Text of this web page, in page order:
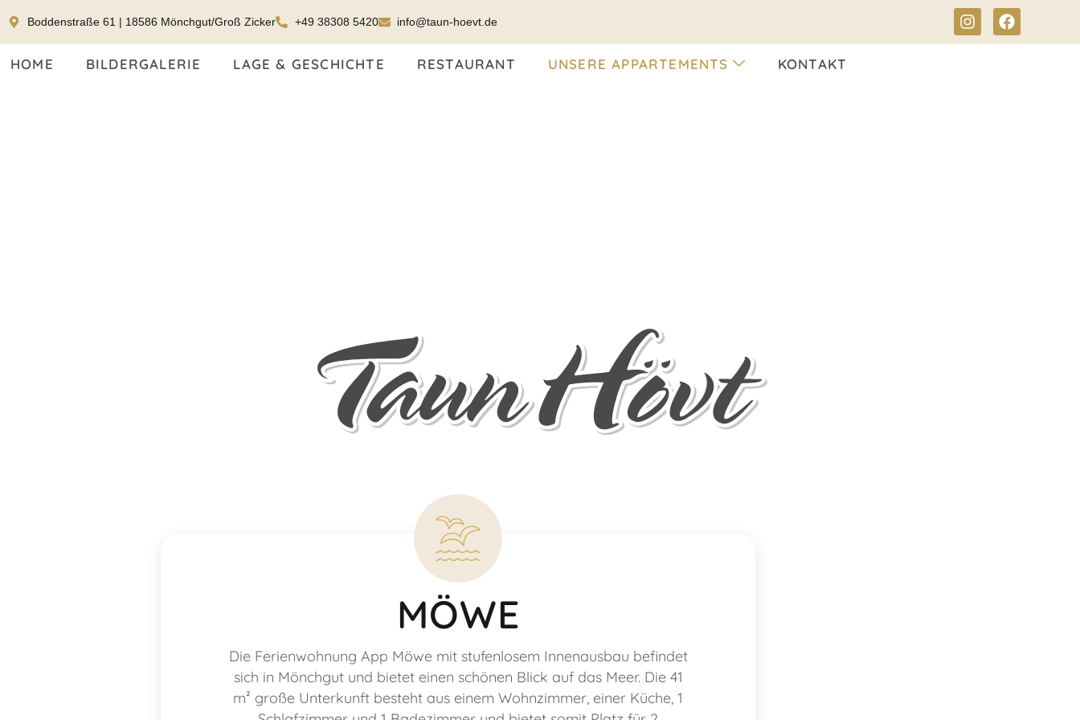
Boddenstraße 61 | 18586 Mönchgut/Groß Zicker +49 38308 5420 info@taun-hoevt.de
HOME BILDERGALERIE LAGE & GESCHICHTE RESTAURANT UNSERE APPARTEMENTS KONTAKT
MÖWE
Die Ferienwohnung App Möwe mit stufenlosem Innenausbau befindet
sich in Mönchgut und bietet einen schönen Blick auf das Meer. Die 41
m² große Unterkunft besteht aus einem Wohnzimmer, einer Küche, 1